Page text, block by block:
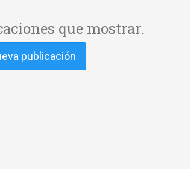
que mostrar.
publicación